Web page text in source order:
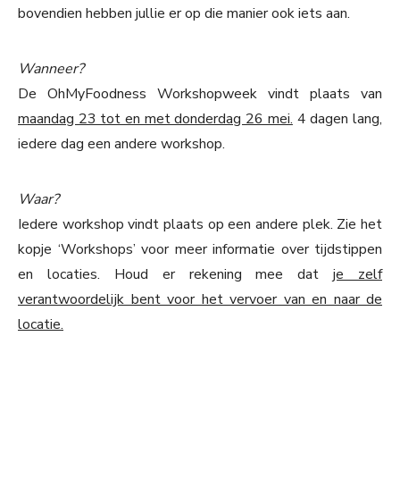
bovendien hebben jullie er op die manier ook iets aan.
Wanneer?
De OhMyFoodness Workshopweek vindt plaats van
maandag 23 tot en met donderdag 26 mei. 4 dagen lang,
iedere dag een andere workshop.
Waar?
Iedere workshop vindt plaats op een andere plek. Zie het
kopje ‘Workshops’ voor meer informatie over tijdstippen
en locaties. Houd er rekening mee datje zelf
verantwoordelijk bent voor het vervoer van en naar de
locatie.